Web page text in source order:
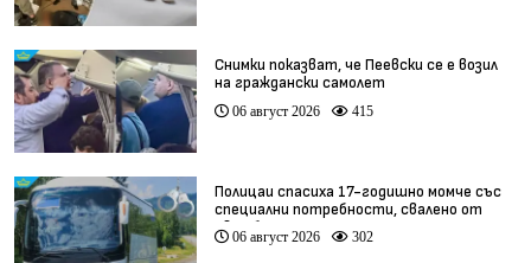
Снимки показват, че Пеевски се е возил
на граждански самолет
06 август 2026 415
Полицаи спасиха 17-годишно момче със
специални потребности, свалено от
автобус
06 август 2026 302